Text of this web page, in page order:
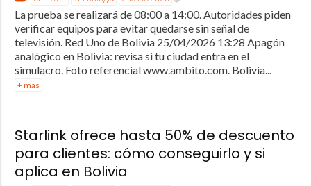
La prueba se realizará de 08:00 a 14:00. Autoridades piden
verificar equipos para evitar quedarse sin señal de
televisión. Red Uno de Bolivia 25/04/2026 13:28 Apagón
analógico en Bolivia: revisa si tu ciudad entra en el
simulacro. Foto referencial www.ambito.com. Bolivia...
+ más
Starlink ofrece hasta 50% de descuento
para clientes: cómo conseguirlo y si
aplica en Bolivia